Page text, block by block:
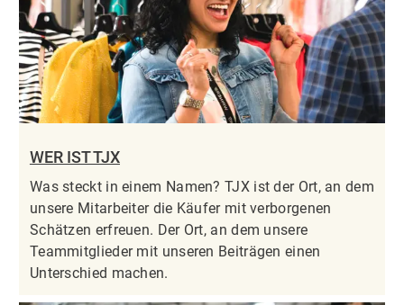
WER IST TJX
Was steckt in einem Namen? TJX ist der Ort, an dem
unsere Mitarbeiter die Käufer mit verborgenen
Schätzen erfreuen. Der Ort, an dem unsere
Teammitglieder mit unseren Beiträgen einen
Unterschied machen.